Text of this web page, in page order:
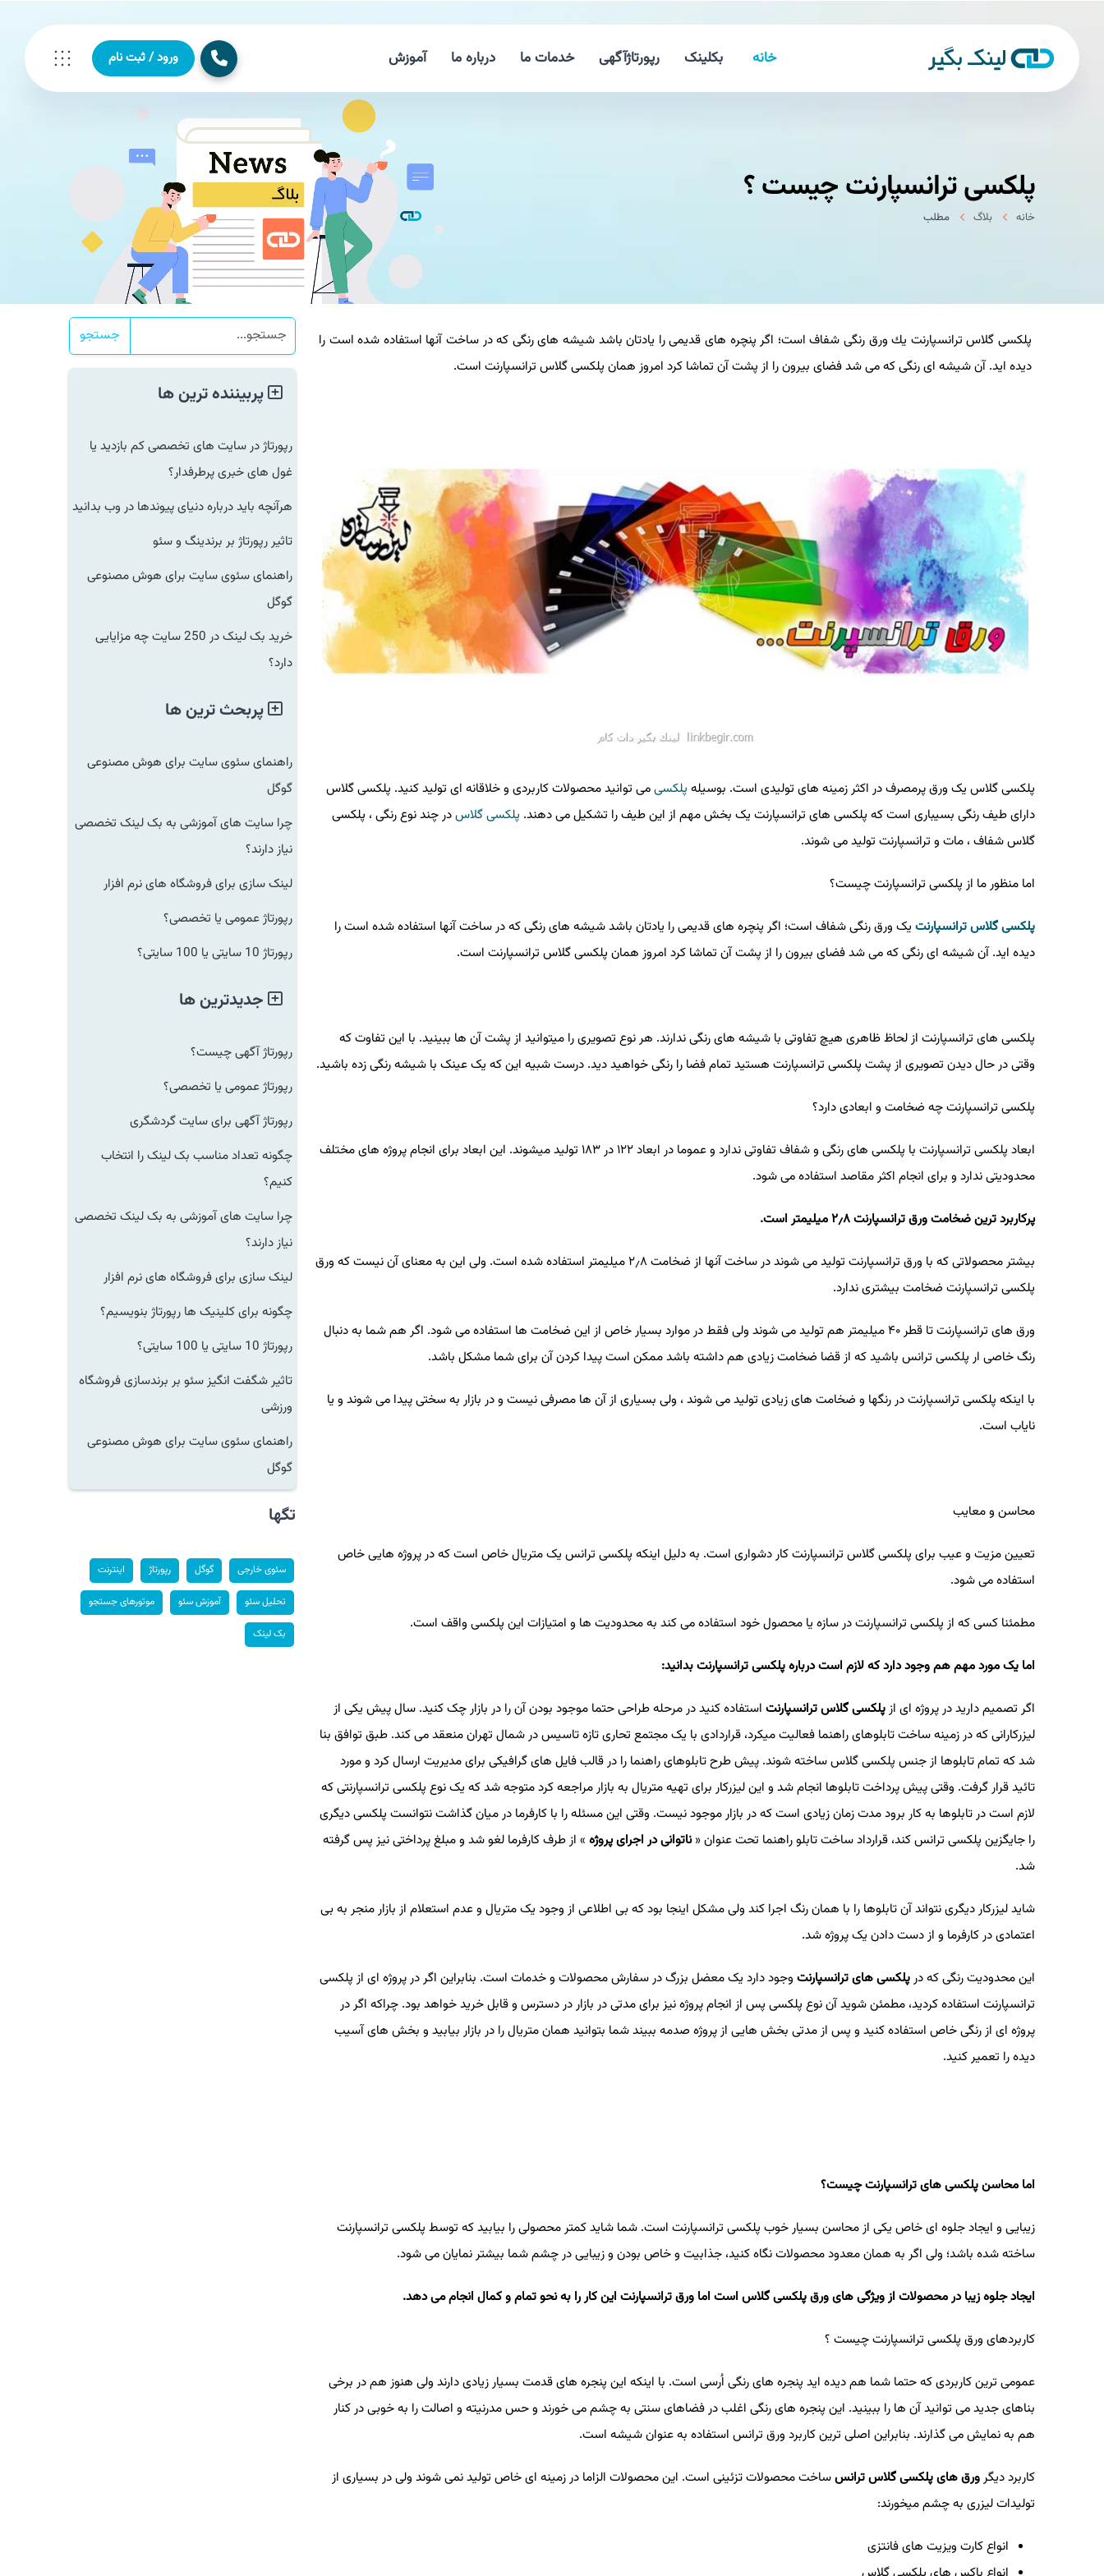
خانه بکلینک رپورتاژآگهی خدمات ما درباره ما آموزش ورود / ثبت نام
پلكسی ترانسپارنت چیست ؟
خانه بلاگ مطلب
پلكسی گلاس ترانسپارنت یك ورق رنگی شفاف است؛ اگر پنچره های قدیمی را یادتان باشد شیشه های رنگی كه در ساخت آنها استفاده شده است را
دیده اید. آن شیشه ای رنگی كه می شد فضای بیرون را از پشت آن تماشا كرد امروز همان پلكسی گلاس ترانسپارنت است.
پلکسی گلاس یک ورق پرمصرف در اکثر زمینه های تولیدی است. بوسیله پلکسیمی توانید محصولات کاربردی و خلاقانه ای تولید کنید. پلکسی گلاس
دارای طیف رنگی بسیباری است که پلکسی های ترانسپارنت یک بخش مهم از این طیف را تشکیل می دهند. پلکسی گلاسدر چند نوع رنگی ، پلکسی
گلاس شفاف ، مات و ترانسپارنت تولید می شوند.
اما منظور ما از پلکسی ترانسپارنت چیست؟
پلکسی گلاس ترانسپارنت یک ورق رنگی شفاف است؛ اگر پنچره های قدیمی را یادتان باشد شیشه های رنگی که در ساخت آنها استفاده شده است را
دیده اید. آن شیشه ای رنگی که می شد فضای بیرون را از پشت آن تماشا کرد امروز همان پلکسی گلاس ترانسپارنت است.
پلکسی های ترانسپارنت از لحاظ ظاهری هیچ تفاوتی با شیشه های رنگی ندارند. هر نوع تصویری را میتوانید از پشت آن ها ببینید. با این تفاوت که
وقتی در حال دیدن تصویری از پشت پلکسی ترانسپارنت هستید تمام فضا را رنگی خواهید دید. درست شبیه این که یک عینک با شیشه رنگی زده باشید.
پلکسی ترانسپارنت چه ضخامت و ابعادی دارد؟
ابعاد پلکسی ترانسپارنت با پلکسی های رنگی و شفاف تفاوتی ندارد و عموما در ابعاد۱۲۲در۱۸۳ تولید میشوند. این ابعاد برای انجام پروژه های مختلف
محدودیتی ندارد و برای انجام اکثر مقاصد استفاده می شود.
پرکاربرد ترین ضخامت ورق ترانسپارنت ۲٫۸ میلیمتر است.
بیشتر محصولاتی که با ورق ترانسپارنت تولید می شوند در ساخت آنها از ضخامت ۲٫۸
میلیمتر استفاده شده است. ولی این به معنای آن نیست که ورق
پلکسی ترانسپارنت ضخامت بیشتری ندارد.
ورق های ترانسپارنت تا قطر۴۰میلیمتر هم تولید می شوند ولی فقط در موارد بسیار خاص از این ضخامت ها استفاده می شود. اگر هم شما به دنبال
رنگ خاصی ار پلکسی ترانس باشید که از قضا ضخامت زیادی هم داشته باشد ممکن است پیدا کردن آن برای شما مشکل باشد.
با اینکه پلکسی ترانسپارنت در رنگها و ضخامت های زیادی تولید می شوند ، ولی بسیاری از آن ها مصرفی نیست و در بازار به سختی پیدا می شوند و یا
نایاب است.
محاسن و معایب
تعیین مزیت و عیب برای پلکسی گلاس ترانسپارنت کار دشواری است. به دلیل اینکه پلکسی ترانس یک متریال خاص است که در پروژه هایی خاص
استفاده می شود.
مطمئنا کسی که از پلکسی ترانسپارنت در سازه یا محصول خود استفاده می کند به محدودیت ها و امتیازات این پلکسی واقف است.
اما یک مورد مهم هم وجود دارد که لازم است درباره پلکسی ترانسپارنت بدانید:
اگر تصمیم دارید در پروژه ای ازپلکسی گلاس ترانسپارنت استفاده کنید در مرحله طراحی حتما موجود بودن آن را در بازار چک کنید. سال پیش یکی از
لیزرکارانی که در زمینه ساخت تابلوهای راهنما فعالیت میکرد، قراردادی با یک مجتمع تحاری تازه تاسیس در شمال تهران منعقد می کند. طبق توافق بنا
شد که تمام تابلوها از جنس پلکسی گلاس ساخته شوند. پیش طرح تابلوهای راهنما را در قالب فایل های گرافیکی برای مدیریت ارسال کرد و مورد
تائید قرار گرفت. وقتی پیش پرداخت تابلوها انجام شد و این لیزرکار برای تهیه متریال به بازار مراجعه کرد متوجه شد که یک نوع پلکسی ترانسپارنتی که
لازم است در تابلوها به کار برود مدت زمان زیادی است که در بازار موجود نیست. وقتی این مسئله را با کارفرما در میان گذاشت نتوانست پلکسی دیگری
را جایگزین پلکسی ترانس کند، قرارداد ساخت تابلو راهنما تحت عنوان «ناتوانی در اجرای پروژه » از طرف کارفرما لغو شد و مبلغ پرداختی نیز پس گرفته
شد.
شاید لیزرکار دیگری نتواند آن تابلوها را با همان رنگ اجرا کند ولی مشکل اینجا بود که بی اطلاعی از وجود یک متریال و عدم استعلام از بازار منجر به بی
اعتمادی در کارفرما و از دست دادن یک پروژه شد.
این محدودیت رنگی که درپلکسی های ترانسپارنت وجود دارد یک معضل بزرگ در سفارش محصولات و خدمات است. بنابراین اگر در پروژه ای از پلکسی
ترانسپارنت استفاده کردید، مطمئن شوید آن نوع پلکسی پس از انجام پروژه نیز برای مدتی در بازار در دسترس و قابل خرید خواهد بود. چراکه اگر در
پروژه ای از رنگی خاص استفاده کنید و پس از مدتی بخش هایی از پروژه صدمه ببیند شما بتوانید همان متریال را در بازار بیابید و بخش های آسیب
دیده را تعمیر کنید.
اما محاسن پلکسی های ترانسپارنت چیست؟
زیبایی و ایجاد جلوه ای خاص یکی از محاسن بسیار خوب پلکسی ترانسپارنت است. شما شاید کمتر محصولی را بیابید که توسط پلکسی ترانسپارنت
ساخته شده باشد؛ ولی اگر به همان معدود محصولات نگاه کنید، جذابیت و خاص بودن و زیبایی در چشم شما بیشتر نمایان می شود.
ایجاد جلوه زیبا در محصولات از ویژگی های ورق پلکسی گلاس است اما ورق ترانسپارنت این کار را به نحو تمام و کمال انجام می دهد.
کاربردهای ورق پلکسی ترانسپارنت چیست ؟
عمومی ترین کاربردی که حتما شما هم دیده اید پنجره های رنگی اُرسی است. با اینکه این پنجره های قدمت بسیار زیادی دارند ولی هنوز هم در برخی
بناهای جدید می توانید آن ها را ببینید. این پنجره های رنگی اغلب در فضاهای سنتی به چشم می خورند و حس مدرنیته و اصالت را به خوبی در کنار
هم به نمایش می گذارند. بنابراین اصلی ترین کاربرد ورق ترانس استفاده به عنوان شیشه است.
کاربرد دیگرورق های پلکسی گلاس ترانسساخت محصولات تزئینی است. این محصولات الزاما در زمینه ای خاص تولید نمی شوند ولی در بسیاری از
تولیدات لیزری به چشم میخورند:
انواع کارت ویزیت های فانتزی
جستجو
پربیننده ترین ها
رپورتاژ در سایت های تخصصی کم بازدید یا
غول های خبری پرطرفدار؟
هرآنچه باید درباره دنیای پیوندها در وب بدانید
تاثیر رپورتاژ بر برندینگ و سئو
راهنمای سئوی سایت برای هوش مصنوعی
گوگل
خرید بک لینک در 250 سایت چه مزایایی
دارد؟
پربحث ترین ها
راهنمای سئوی سایت برای هوش مصنوعی
گوگل
چرا سایت های آموزشی به بک لینک تخصصی
نیاز دارند؟
لینک سازی برای فروشگاه های نرم افزار
رپورتاژ عمومی یا تخصصی؟
رپورتاژ 10 سایتی یا 100 سایتی؟
جدیدترین ها
رپورتاژ آگهی چیست؟
رپورتاژ عمومی یا تخصصی؟
رپورتاژ آگهی برای سایت گردشگری
چگونه تعداد مناسب بک لینک را انتخاب
کنیم؟
چرا سایت های آموزشی به بک لینک تخصصی
نیاز دارند؟
لینک سازی برای فروشگاه های نرم افزار
چگونه برای کلینیک ها رپورتاژ بنویسیم؟
رپورتاژ 10 سایتی یا 100 سایتی؟
تاثیر شگفت انگیز سئو بر برندسازی فروشگاه
ورزشی
راهنمای سئوی سایت برای هوش مصنوعی
گوگل
تگها
سئوی خارجی گوگل رپورتاژ اینترنت
تحلیل سئو آموزش سئو موتورهای جستجو
بک لینک